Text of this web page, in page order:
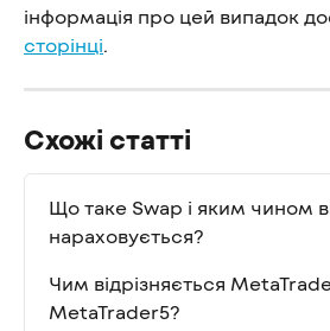
інформація про цей випадок
сторінці.
Схожі статті
Що таке Swap і яким чином
нараховується?
Чим відрізняється
MetaTrader5?